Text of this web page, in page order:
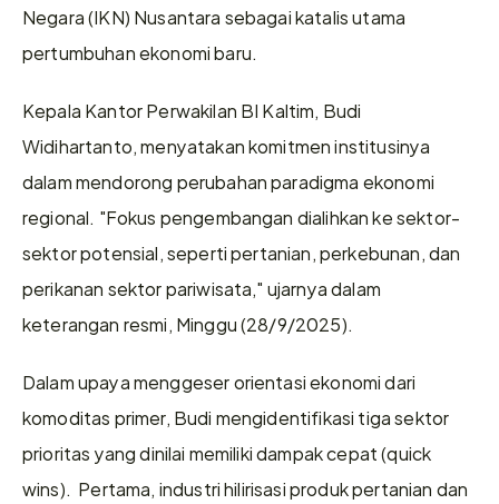
Negara (IKN) Nusantara sebagai katalis utama
pertumbuhan ekonomi baru.
Kepala Kantor Perwakilan BI Kaltim, Budi
Widihartanto, menyatakan komitmen institusinya
dalam mendorong perubahan paradigma ekonomi
regional. "Fokus pengembangan dialihkan ke sektor-
sektor potensial, seperti pertanian, perkebunan, dan
perikanan sektor pariwisata," ujarnya dalam
keterangan resmi, Minggu (28/9/2025).
Dalam upaya menggeser orientasi ekonomi dari
komoditas primer, Budi mengidentifikasi tiga sektor
prioritas yang dinilai memiliki dampak cepat (quick
wins).  Pertama, industri hilirisasi produk pertanian dan